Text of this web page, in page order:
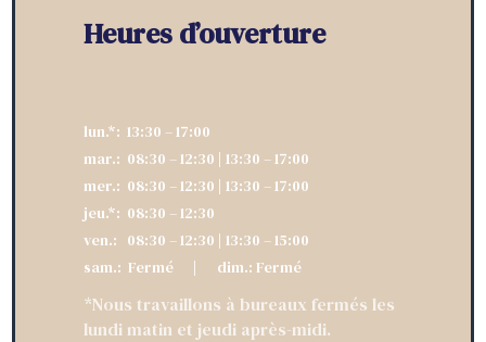
Heures d’ouverture
lun.*: 13:30 – 17:00
mar.: 08:30 – 12:30 | 13:30 – 17:00
mer.: 08:30 – 12:30 | 13:30 – 17:00
jeu.*: 08:30 – 12:30
ven.: 08:30 – 12:30 | 13:30 – 15:00
sam.: Fermé | dim.: Fermé
*Nous travaillons à bureaux fermés les
lundi matin et jeudi après-midi.